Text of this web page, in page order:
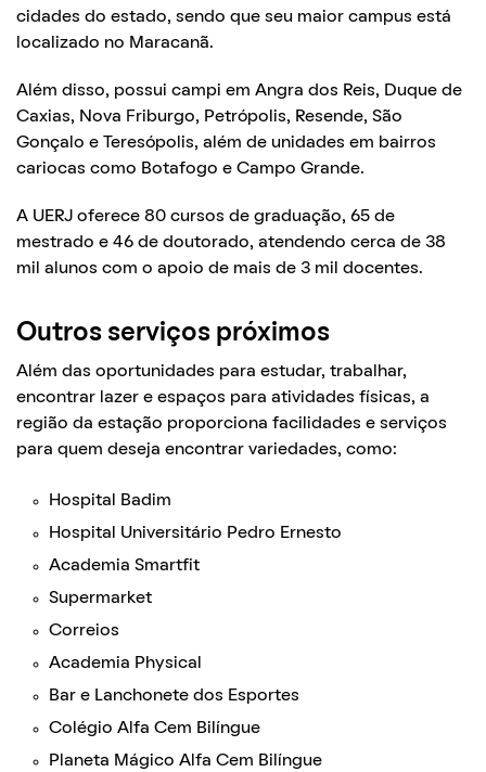
cidades do estado, sendo que seu maior campus está
localizado no Maracanã.
Além disso, possui campi em Angra dos Reis, Duque de
Caxias, Nova Friburgo, Petrópolis, Resende, São
Gonçalo e Teresópolis, além de unidades em bairros
cariocas como Botafogo e Campo Grande.
A UERJ oferece 80 cursos de graduação, 65 de
mestrado e 46 de doutorado, atendendo cerca de 38
mil alunos com o apoio de mais de 3 mil docentes.
Outros serviços próximos
Além das oportunidades para estudar, trabalhar,
encontrar lazer e espaços para atividades físicas, a
região da estação proporciona facilidades e serviços
para quem deseja encontrar variedades, como:
Hospital Badim
Hospital Universitário Pedro Ernesto
Academia Smartfit
Supermarket
Correios
Academia Physical
Bar e Lanchonete dos Esportes
Colégio Alfa Cem Bilíngue
Planeta Mágico Alfa Cem Bilíngue